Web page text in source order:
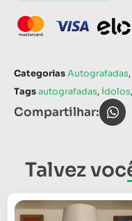
CategoriasAutografadas,
Tagsautografadas,ídolos,
Compartilhar:
Talvez